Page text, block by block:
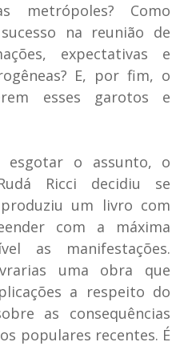
metrópoles? Como
na reunião de
expectativas e
E, por fim, o
esses garotos e
esgotar o assunto, o
Ricci decidiu se
um livro com
com a máxima
as manifestações.
uma obra que
a respeito do
as consequências
populares recentes. É